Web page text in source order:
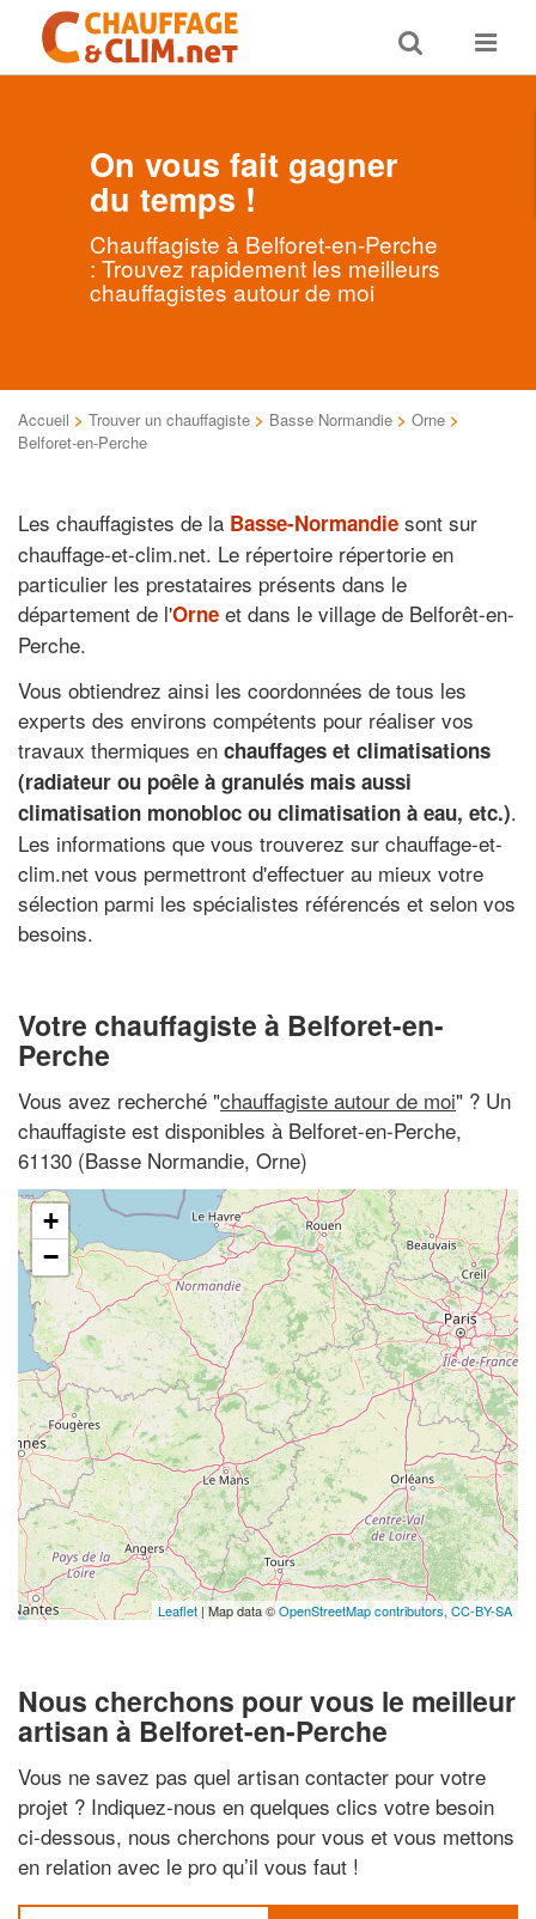
Toggle
search
Toggle
On vous fait gagner
du temps !
Chauffagiste à Belforet-en-Perche
: Trouvez rapidement les meilleurs
chauffagistes autour de moi
Accueil > Trouver un chauffagiste > Basse Normandie > Orne >
Belforet-en-Perche
Les chauffagistes de la Basse-Normandie sont sur
chauffage-et-clim.net. Le répertoire répertorie en
particulier les prestataires présents dans le
département de l'Orne et dans le village de Belforêt-en-
Perche.
Vous obtiendrez ainsi les coordonnées de tous les
experts des environs compétents pour réaliser vos
travaux thermiques en chauffages et climatisations
(radiateur ou poêle à granulés mais aussi
climatisation monobloc ou climatisation à eau, etc.).
Les informations que vous trouverez sur chauffage-et-
clim.net vous permettront d'effectuer au mieux votre
sélection parmi les spécialistes référencés et selon vos
besoins.
Votre chauffagiste à Belforet-en-
Perche
Vous avez recherché "chauffagiste autour de moi" ? Un
chauffagiste est disponibles à Belforet-en-Perche,
61130 (Basse Normandie, Orne)
+
−
Leaflet | Map data ©OpenStreetMap contributors, CC-BY-SA
Nous cherchons pour vous le meilleur
artisan à Belforet-en-Perche
Vous ne savez pas quel artisan contacter pour votre
projet ? Indiquez-nous en quelques clics votre besoin
ci-dessous, nous cherchons pour vous et vous mettons
en relation avec le pro qu’il vous faut !